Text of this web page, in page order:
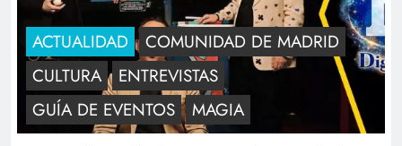
ACTUALIDAD
COMUNIDAD DE MADRID
CULTURA
ENTREVISTAS
GUÍA DE EVENTOS
MAGIA